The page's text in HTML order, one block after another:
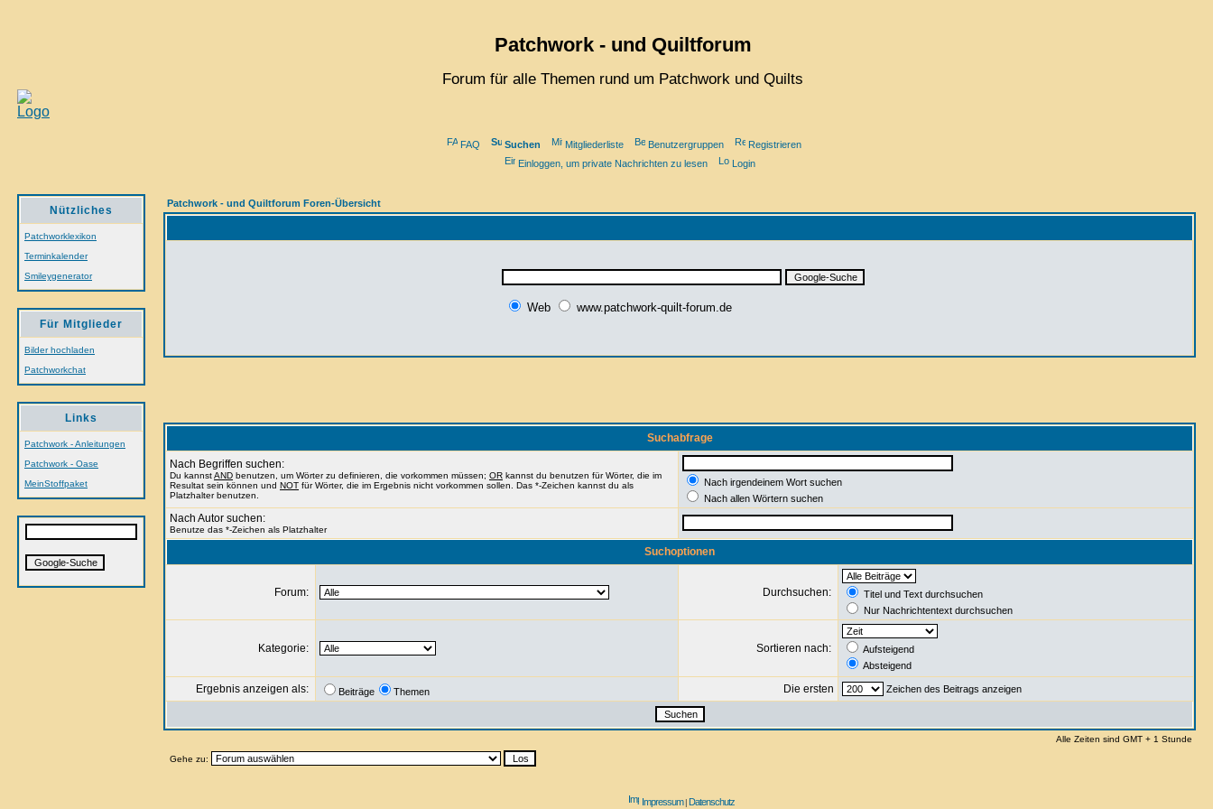
Patchwork - und Quiltforum
Forum für alle Themen rund um Patchwork und Quilts
FAQ Suchen Mitgliederliste Benutzergruppen
Registrieren
Einloggen, um private Nachrichten zu lesen
Login
Nützliches
Patchworklexikon
Terminkalender
Smileygenerator
Für Mitglieder
Bilder hochladen
Patchworkchat
Links
Patchwork - Anleitungen
Patchwork - Oase
MeinStoffpaket
Patchwork - und Quiltforum Foren-Übersicht
Web www.patchwork-quilt-forum.de
Suchabfrage
Nach Begriffen suchen:
Du kannstAND benutzen, um Wörter zu definieren, die vorkommen müssen; OR kannst du benutzen für Wörter, die im
Resultat sein können und NOT für Wörter, die im Ergebnis nicht vorkommen sollen. Das *-Zeichen kannst du als
Platzhalter benutzen.
Nach irgendeinem Wort suchen
Nach allen Wörtern suchen
Nach Autor suchen:
Benutze das *-Zeichen als Platzhalter
Suchoptionen
Forum: Durchsuchen:
Titel und Text durchsuchen
Nur Nachrichtentext durchsuchen
Kategorie: Sortieren nach:
Aufsteigend
Absteigend
Ergebnis anzeigen als: Beiträge Themen Die ersten Zeichen des Beitrags anzeigen
Alle Zeiten sind GMT + 1 Stunde
Gehe zu:
Impressum| Datenschutz